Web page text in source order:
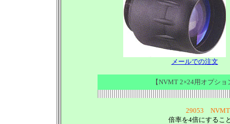
メールでの注文
【NVMT 2×24用オプシ
29053
倍率を4倍にするこ